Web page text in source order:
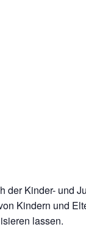
der Kinder- und
Kindern und
lassen.